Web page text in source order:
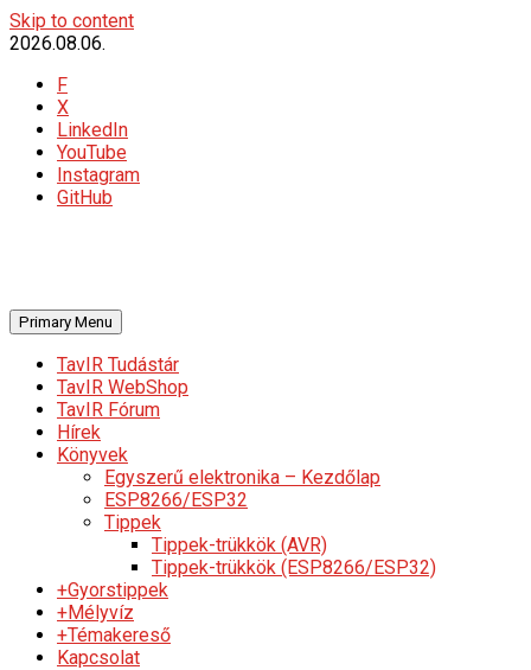
Skip to content
2026.08.06.
F
X
LinkedIn
YouTube
Instagram
GitHub
Primary Menu
TavIR Tudástár
TavIR WebShop
TavIR Fórum
Hírek
Könyvek
Egyszerű elektronika – Kezdőlap
ESP8266/ESP32
Tippek
Tippek-trükkök (AVR)
Tippek-trükkök (ESP8266/ESP32)
+Gyorstippek
+Mélyvíz
+Témakereső
Kapcsolat